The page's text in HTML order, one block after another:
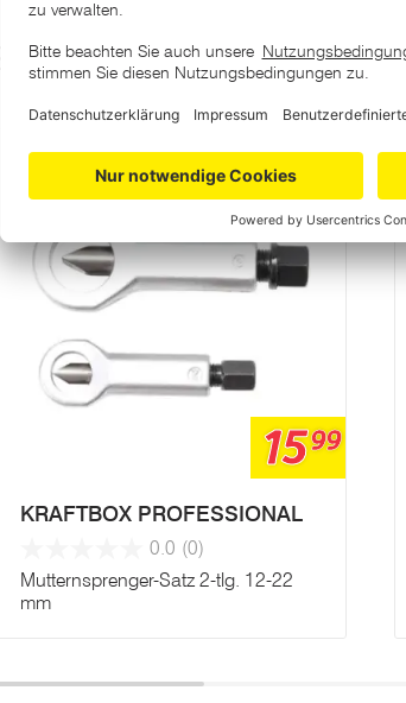
Kategorie
1599
KRAFTBOX PROFESSIONAL
0.0 (0)
Mutternsprenger-Satz 2-tlg. 12-22
mm